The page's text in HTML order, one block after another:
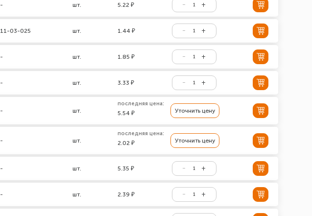
- шт. 5.22 ₽
11-03-025 шт. 1.44 ₽
- шт. 1.85 ₽
- шт. 3.33 ₽
- шт.
последняя цена:
5.54 ₽ Уточнить цену
- шт.
последняя цена:
2.02 ₽ Уточнить цену
- шт. 5.35 ₽
- шт. 2.39 ₽